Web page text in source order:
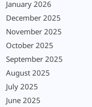
January 2026
December 2025
November 2025
October 2025
September 2025
August 2025
July 2025
June 2025